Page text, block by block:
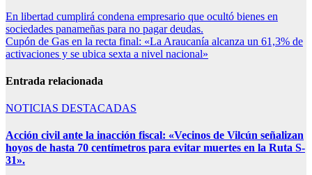
En libertad cumplirá condena empresario que ocultó bienes en
sociedades panameñas para no pagar deudas.
Cupón de Gas en la recta final: «La Araucanía alcanza un 61,3% de
activaciones y se ubica sexta a nivel nacional»
Entrada relacionada
NOTICIAS DESTACADAS
Acción civil ante la inacción fiscal: «Vecinos de Vilcún señalizan
hoyos de hasta 70 centímetros para evitar muertes en la Ruta S-
31».